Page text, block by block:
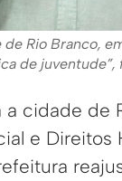
Rio Branco,
de
cidade de
e